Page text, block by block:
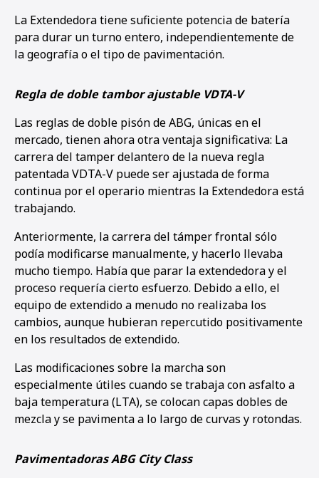
La Extendedora tiene suficiente potencia de batería
para durar un turno entero, independientemente de
la geografía o el tipo de pavimentación.
Regla de doble tambor ajustable VDTA-V
Las reglas de doble pisón de ABG, únicas en el
mercado, tienen ahora otra ventaja significativa: La
carrera del tamper delantero de la nueva regla
patentada VDTA-V puede ser ajustada de forma
continua por el operario mientras la Extendedora está
trabajando.
Anteriormente, la carrera del támper frontal sólo
podía modificarse manualmente, y hacerlo llevaba
mucho tiempo. Había que parar la extendedora y el
proceso requería cierto esfuerzo. Debido a ello, el
equipo de extendido a menudo no realizaba los
cambios, aunque hubieran repercutido positivamente
en los resultados de extendido.
Las modificaciones sobre la marcha son
especialmente útiles cuando se trabaja con asfalto a
baja temperatura (LTA), se colocan capas dobles de
mezcla y se pavimenta a lo largo de curvas y rotondas.
Pavimentadoras ABG City Class